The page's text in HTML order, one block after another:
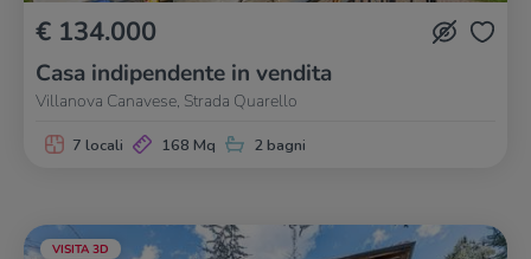
€ 134.000
Casa indipendente in vendita
Villanova Canavese, Strada Quarello
7 locali 168 Mq 2 bagni
VISITA 3D